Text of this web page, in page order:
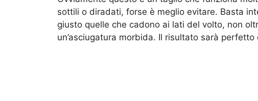
sottili o diradati, forse è meglio evitare. Basta
giusto quelle che cadono ai lati del volto, non
un’asciugatura morbida. Il risultato sarà